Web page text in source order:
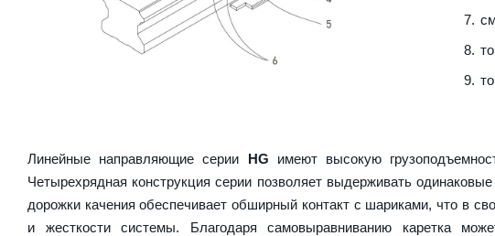
Линейные направляющие серии HG имеют высокую
Четырехрядная конструкция серии позволяет выдерживать
дорожки качения обеспечивает обширный контакт с шариками, что в
и жесткости системы. Благодаря самовыравниванию каретка